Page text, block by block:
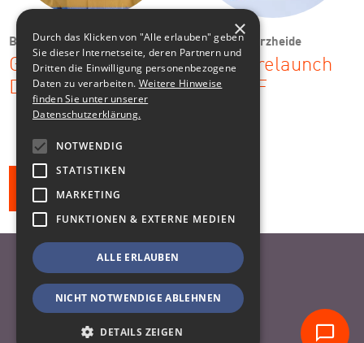
BASF Schwarzheide
Gemeinsam in die
Digitalisierung
BASF Schwarzheide
Markenrelaunch
für BASF
Alle Klienten
Nach oben
Datenschutzhinweise
Impressum
×
Durch das Klicken von "Alle erlauben" geben
Sie dieser Internetseite, deren Partnern und
Dritten die Einwilligung personenbezogene
Daten zu verarbeiten. Weitere Hinweise
finden Sie unter unserer
Datenschutzerklärung.
NOTWENDIG
STATISTIKEN
MARKETING
FUNKTIONEN & EXTERNE MEDIEN
ALLE ERLAUBEN
NICHT NOTWENDIGE ABLEHNEN
DETAILS ZEIGEN